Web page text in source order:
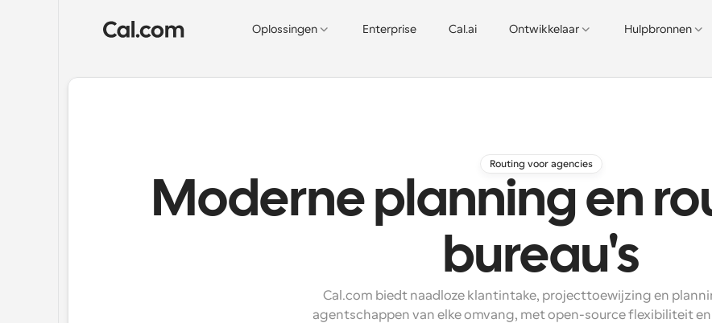
Oplossingen Enterprise Cal.ai Ontwikkelaar Hulpbronnen
Routing voor agencies
Moderne planning en
bureau's
Cal.com biedt naadloze klantintake, projecttoewijzing en
agentschappen van elke omvang, met open-source flexibiliteit